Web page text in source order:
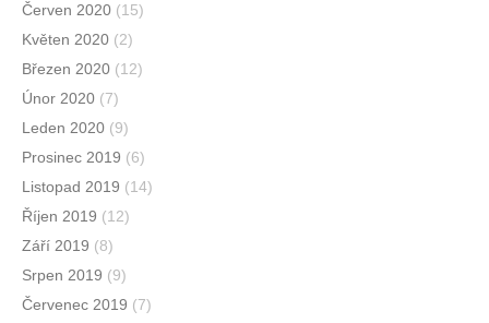
Červen 2020 (15)
Květen 2020 (2)
Březen 2020 (12)
Únor 2020 (7)
Leden 2020 (9)
Prosinec 2019 (6)
Listopad 2019 (14)
Říjen 2019 (12)
Září 2019 (8)
Srpen 2019 (9)
Červenec 2019 (7)